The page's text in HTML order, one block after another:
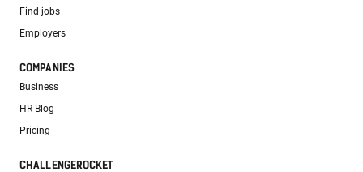
Find jobs
Employers
COMPANIES
Business
HR Blog
Pricing
CHALLENGEROCKET